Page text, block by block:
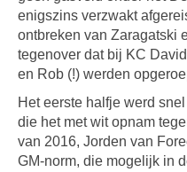
enigszins verzwakt
ontbreken van Zaragatski
tegenover dat bij KC
en Rob (!) werden
Het eerste halfje werd
die het met wit opnam
van 2016, Jorden van
GM-norm, die mogelijk in